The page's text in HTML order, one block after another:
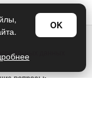
данных
вопросы:
OK